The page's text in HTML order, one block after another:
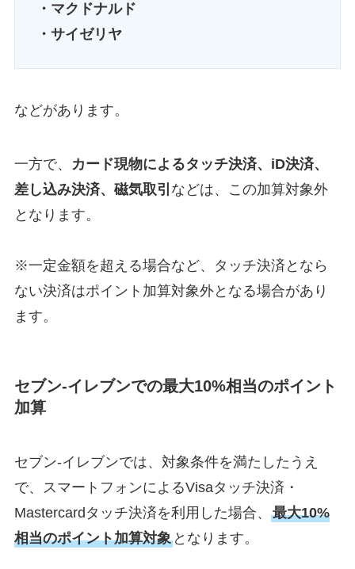
・マクドナルド
・サイゼリヤ
などがあります。
一方で、
カード現物によるタッチ決済、iD決済、
差し込み決済、磁気取引 などは、この加算対象外
となります。
※一定金額を超える場合など、タッチ決済となら
ない決済はポイント加算対象外となる場合があり
ます。
セブン-イレブンでの最大10%相当のポイント
加算
セブン-イレブンでは、対象条件を満たしたうえ
で、スマートフォンによるVisaタッチ決済・
Mastercardタッチ決済を利用した場合、 最大10%
相当のポイント加算対象となります。